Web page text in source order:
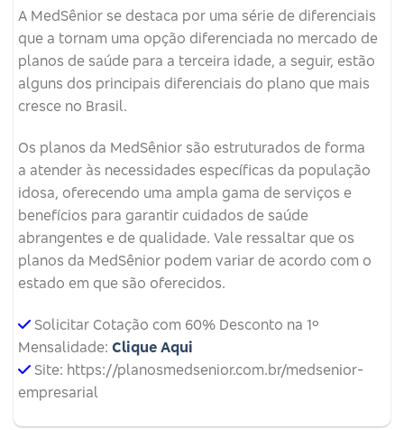
A MedSênior se destaca por uma série de diferenciais
que a tornam uma opção diferenciada no mercado de
planos de saúde para a terceira idade, a seguir, estão
alguns dos principais diferenciais do plano que mais
cresce no Brasil.
Os planos da MedSênior são estruturados de forma
a atender às necessidades específicas da população
idosa, oferecendo uma ampla gama de serviços e
benefícios para garantir cuidados de saúde
abrangentes e de qualidade. Vale ressaltar que os
planos da MedSênior podem variar de acordo com o
estado em que são oferecidos.
Solicitar Cotação com 60% Desconto na 1º
Mensalidade: Clique Aqui
Site: https://planosmedsenior.com.br/medsenior-
empresarial